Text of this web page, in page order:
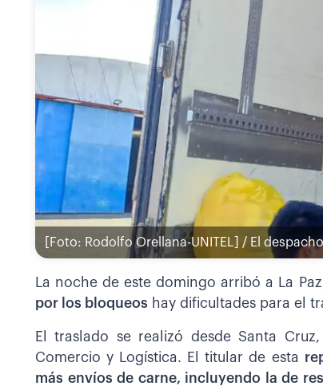
[Foto: Rodolfo Orellana-UNITEL] / El
La noche de este domingo arribó a La
por los bloqueos hay dificultades para el
El traslado se realizó desde Santa
Comercio y Logística. El titular de esta
más envíos de carne, incluyendo la de